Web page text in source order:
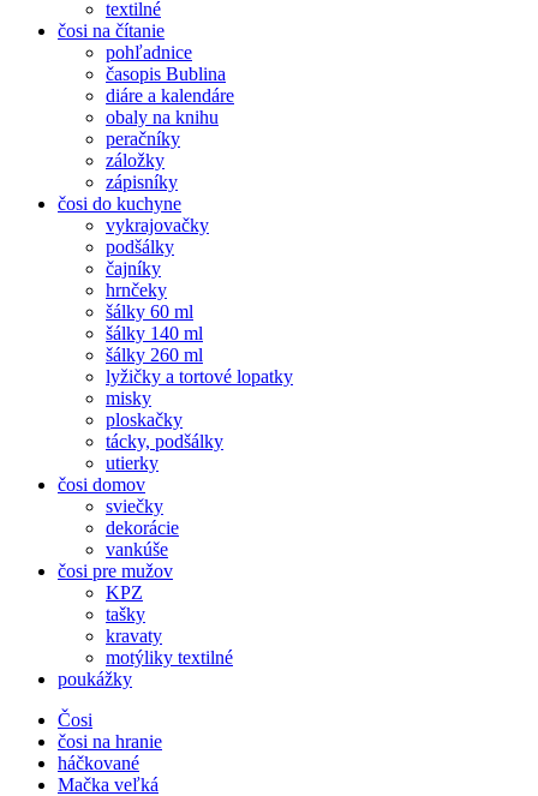
textilné
čosi na čítanie
pohľadnice
časopis Bublina
diáre a kalendáre
obaly na knihu
peračníky
záložky
zápisníky
čosi do kuchyne
vykrajovačky
podšálky
čajníky
hrnčeky
šálky 60 ml
šálky 140 ml
šálky 260 ml
lyžičky a tortové lopatky
misky
ploskačky
tácky, podšálky
utierky
čosi domov
sviečky
dekorácie
vankúše
čosi pre mužov
KPZ
tašky
kravaty
motýliky textilné
poukážky
Čosi
čosi na hranie
háčkované
Mačka veľká